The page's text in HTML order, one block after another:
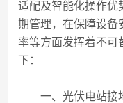
适配及智能化操作优
期管理，在保障设备
率等方面发挥着不可
下：
一、光伏电站接